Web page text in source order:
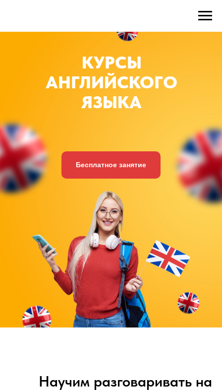
КУРСЫ
АНГЛИЙСКОГО
ЯЗЫКА
Бесплатное занятие
Научим разговариват­ь на